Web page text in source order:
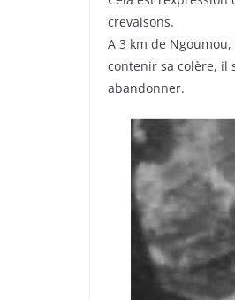
crevaisons.
A 3 km de
contenir sa colère, il
abandonner.